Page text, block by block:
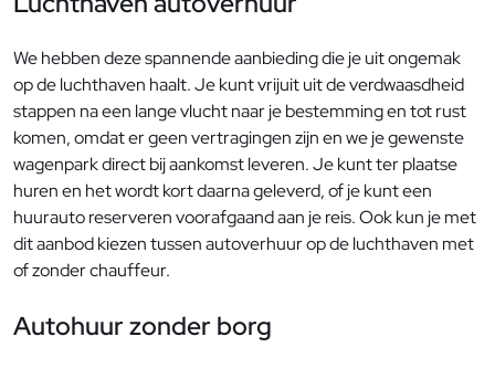
We hebben deze spannende aanbieding die je uit ongemak
op de luchthaven haalt. Je kunt vrijuit uit de verdwaasdheid
stappen na een lange vlucht naar je bestemming en tot rust
komen, omdat er geen vertragingen zijn en we je gewenste
wagenpark direct bij aankomst leveren. Je kunt ter plaatse
huren en het wordt kort daarna geleverd, of je kunt een
huurauto reserveren voorafgaand aan je reis. Ook kun je met
dit aanbod kiezen tussen autoverhuur op de luchthaven met
of zonder chauffeur.
Autohuur zonder borg